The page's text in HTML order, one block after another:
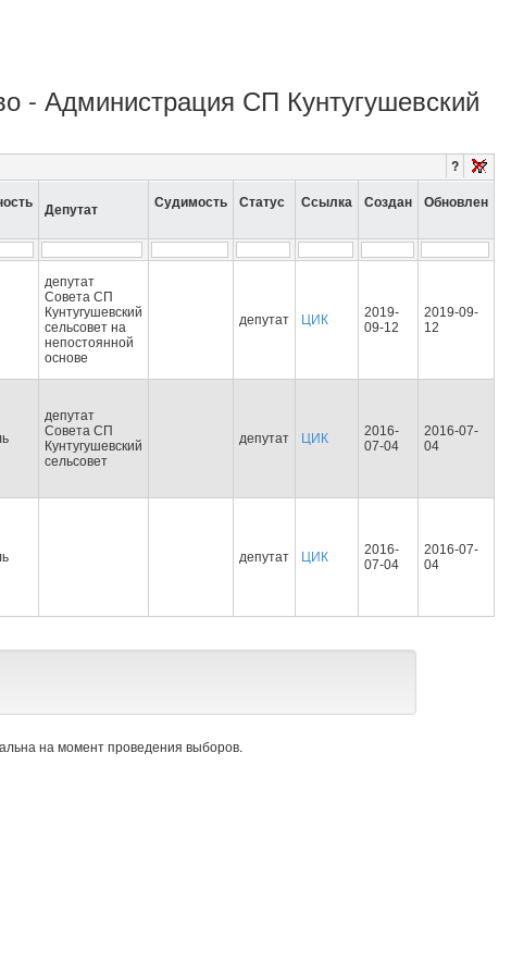
- Администрация СП Кунтугушевский
?
Депутат Судимость Статус Ссылка Создан Обновлен
депутат
Совета СП
Кунтугушевский
сельсовет на
непостоянной
основе
депутат ЦИК
2019-
09-12
2019-09-
12
депутат
Совета СП
Кунтугушевский
сельсовет
депутат ЦИК
2016-
07-04
2016-07-
04
депутат ЦИК
2016-
07-04
2016-07-
04
на момент проведения выборов.